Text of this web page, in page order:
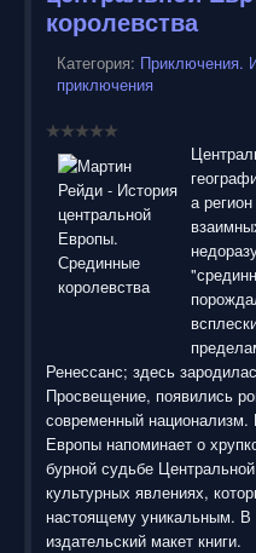
королевства
Категория: Приключения.
приключения
а
Ренессанс; здесь
Просвещение, появились
современный национализм.
Европы напоминает о
бурной судьбе
культурных явлениях,
настоящему уникальным.
издательский макет книги.